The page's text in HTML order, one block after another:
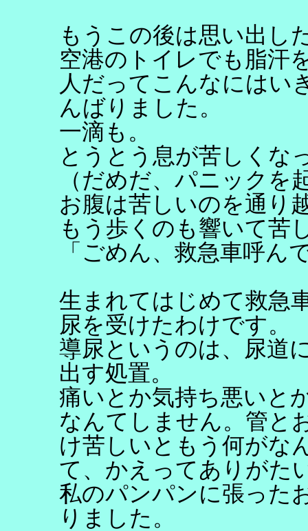
もうこの後は思い出し
空港のトイレでも脂汗
人だってこんなにはい
んばりました。
一滴も。
とうとう息が苦しくな
（だめだ、パニックを
お腹は苦しいのを通り
もう歩くのも響いて苦
「ごめん、救急車呼ん
生まれてはじめて救急
尿を受けたわけです。
導尿というのは、尿道
出す処置。
痛いとか気持ち悪いと
なんてしません。管と
け苦しいともう何がな
て、かえってありがた
私のパンパンに張った
りました。